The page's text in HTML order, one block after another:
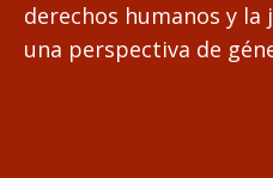
derechos humanos y
una perspectiva de